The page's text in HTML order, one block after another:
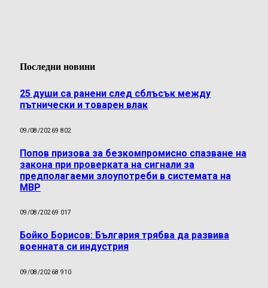
Последни новини
25 души са ранени след сблъсък между
пътнически и товарен влак
09/08/20269 802
Попов призова за безкомпромисно спазване на
закона при проверката на сигнали за
предполагаеми злоупотреби в системата на
МВР
09/08/20269 017
Бойко Борисов: България трябва да развива
военната си индустрия
09/08/20268 910